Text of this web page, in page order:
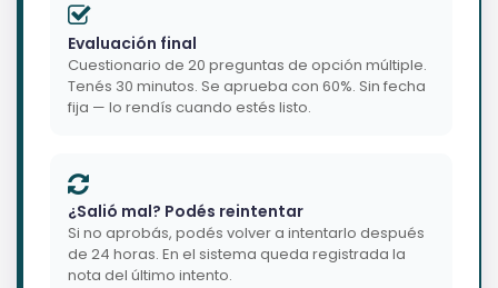
Evaluación final
Cuestionario de 20 preguntas de opción múltiple.
Tenés 30 minutos. Se aprueba con 60%. Sin fecha
fija — lo rendís cuando estés listo.
¿Salió mal? Podés reintentar
Si no aprobás, podés volver a intentarlo después
de 24 horas. En el sistema queda registrada la
nota del último intento.